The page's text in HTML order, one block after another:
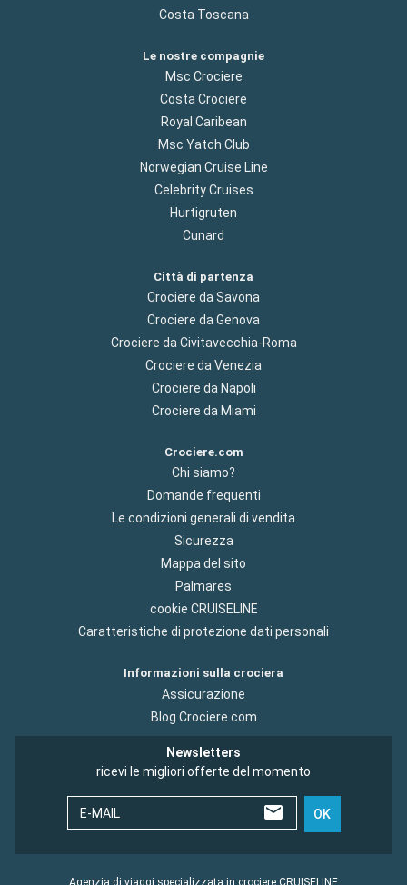
Costa Toscana
Le nostre compagnie
Msc Crociere
Costa Crociere
Royal Caribean
Msc Yatch Club
Norwegian Cruise Line
Celebrity Cruises
Hurtigruten
Cunard
Città di partenza
Crociere da Savona
Crociere da Genova
Crociere da Civitavecchia-Roma
Crociere da Venezia
Crociere da Napoli
Crociere da Miami
Crociere.com
Chi siamo?
Domande frequenti
Le condizioni generali di vendita
Sicurezza
Mappa del sito
Palmares
cookie CRUISELINE
Caratteristiche di protezione dati personali
Informazioni sulla crociera
Assicurazione
Blog Crociere.com
Newsletters
ricevi le migliori offerte del momento
E-MAIL OK
Agenzia di viaggi specializzata in crociere CRUISELINE